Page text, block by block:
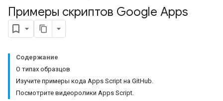
Примеры скриптов Google Apps
Содержание
О типах образцов
Изучите примеры кода Apps Script на GitHub.
Посмотрите видеоролики Apps Script.